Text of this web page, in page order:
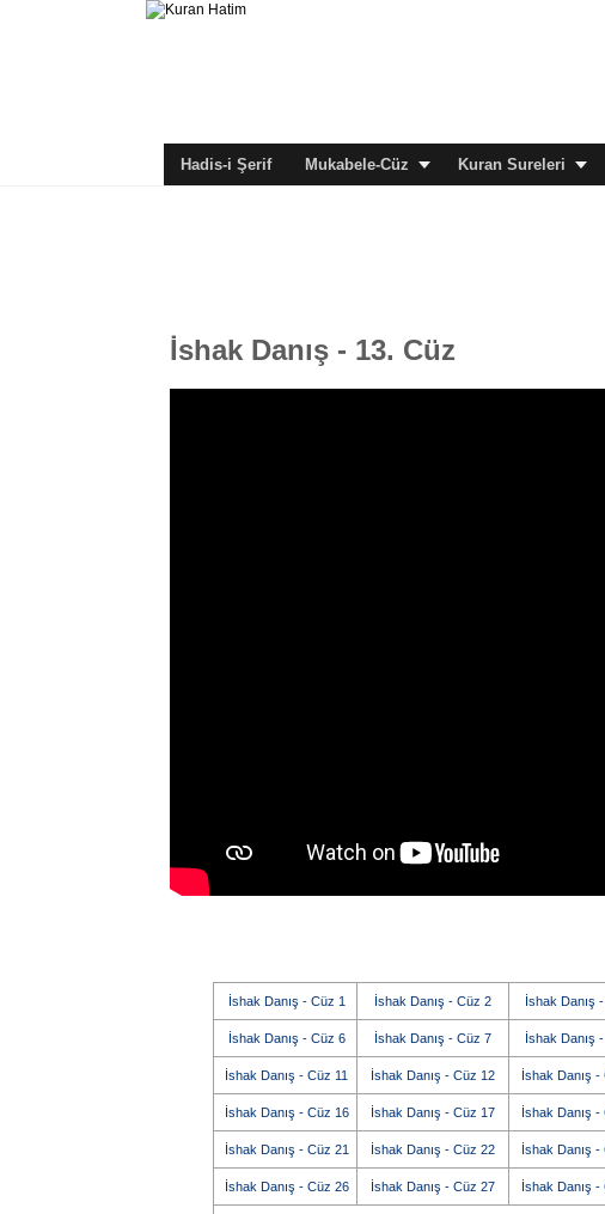
Hadis-i Şerif Mukabele-Cüz Kuran Sureleri
İshak Danış - 13. Cüz
İshak Danış - Cüz 1 İshak Danış - Cüz 2 İshak Danış
İshak Danış - Cüz 6 İshak Danış - Cüz 7 İshak Danış
İshak Danış - Cüz 11 İshak Danış - Cüz 12 İshak Danış -
İshak Danış - Cüz 16 İshak Danış - Cüz 17 İshak Danış -
İshak Danış - Cüz 21 İshak Danış - Cüz 22 İshak Danış -
İshak Danış - Cüz 26 İshak Danış - Cüz 27 İshak Danış -